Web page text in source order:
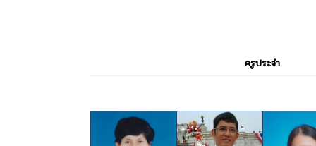
ครูประจำ